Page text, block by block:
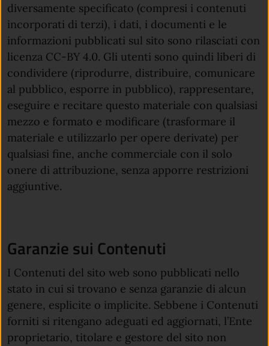
diversamente specificato (compresi i contenuti
incorporati di terzi), i dati, i documenti e le
informazioni pubblicati sul sito sono rilasciati con
licenza CC-BY 4.0. Gli utenti sono quindi liberi di
condividere (riprodurre, distribuire, comunicare
al pubblico, esporre in pubblico), rappresentare,
eseguire e recitare questo materiale con qualsiasi
mezzo e formato e modificare (trasformare il
materiale e utilizzarlo per opere derivate) per
qualsiasi fine, anche commerciale con il solo
onere di attribuzione, senza apporre restrizioni
aggiuntive.
Garanzie sui Contenuti
I Contenuti del sito web sono pubblicati nello
stato in cui si trovano e senza garanzie di alcun
genere, esplicite o implicite. Sebbene i Contenuti
forniti si ritengano adeguati ed aggiornati, l’Ente
proprietario, titolare e gestore del sito non